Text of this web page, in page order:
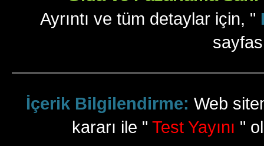
Ayrıntı ve tüm detaylar için, "
İçerik Bilgilendirme: Web
kararı ile " Test Yayını "